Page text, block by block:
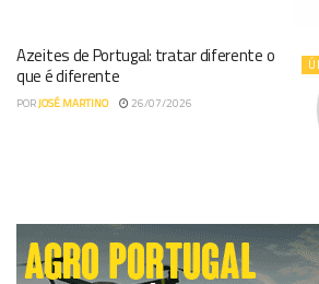
Azeites de Portugal: tratar diferente o
que é diferente
PORJOSÉ MARTINO 26/07/2026